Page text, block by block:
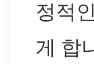
정적
게 합